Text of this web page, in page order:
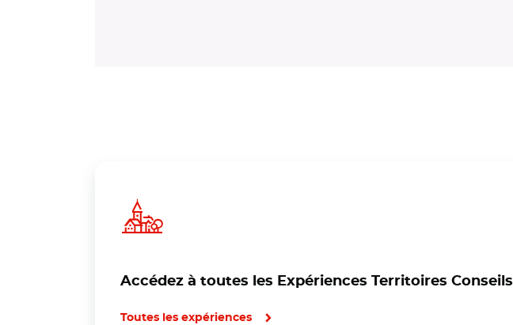
Accédez à toutes les Expériences Territoires Conseils
Toutes les expériences